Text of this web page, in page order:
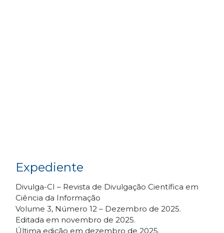
Expediente
Divulga-CI – Revista de Divulgação Científica em
Ciência da Informação
Volume 3, Número 12 – Dezembro de 2025.
Editada em novembro de 2025.
Última edição em dezembro de 2025.